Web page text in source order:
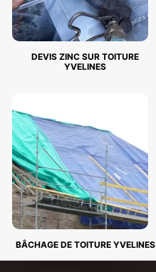
DEVIS ZINC SUR TOITURE
YVELINES
BÂCHAGE DE TOITURE YVELINES